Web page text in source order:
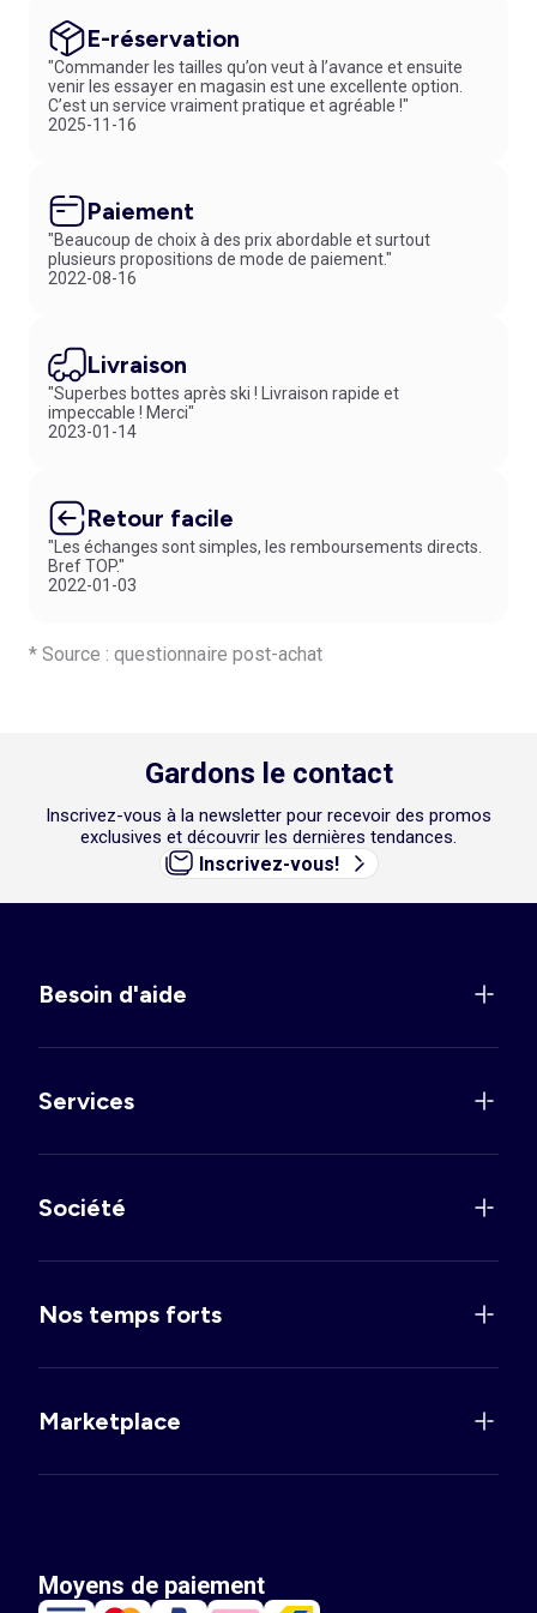
E-réservation
"Commander les tailles qu’on veut à l’avance et ensuite
venir les essayer en magasin est une excellente option.
C’est un service vraiment pratique et agréable !"
2025-11-16
Paiement
"Beaucoup de choix à des prix abordable et surtout
plusieurs propositions de mode de paiement."
2022-08-16
Livraison
"Superbes bottes après ski ! Livraison rapide et
impeccable ! Merci"
2023-01-14
Retour facile
"Les échanges sont simples, les remboursements directs.
Bref TOP."
2022-01-03
* Source : questionnaire post-achat
Gardons le contact
Inscrivez-vous à la newsletter pour recevoir des promos
exclusives et découvrir les dernières tendances.
Inscrivez-vous!
Besoin d'aide
Services
Société
Nos temps forts
Marketplace
Moyens de paiement